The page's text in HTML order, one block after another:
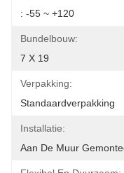
: -55 ~ +120
Bundelbouw:
7 X 19
Verpakking:
Standaardverpakking
Installatie:
Aan De Muur